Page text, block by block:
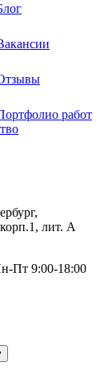
работ
лит. А
Пт 9:00-18:00